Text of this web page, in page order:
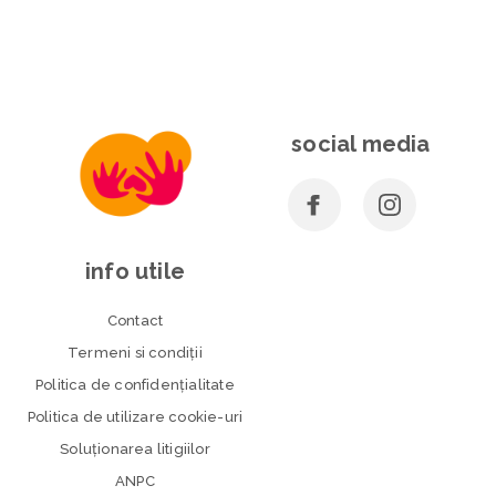
social media
info utile
Contact
Termeni si condiţii
Politica de confidenţialitate
Politica de utilizare cookie-uri
Soluționarea litigiilor
ANPC